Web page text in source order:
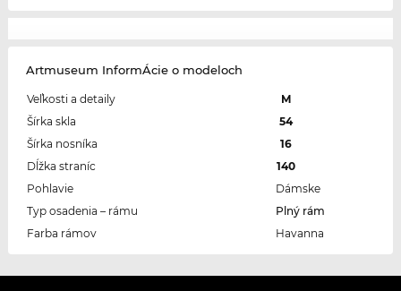
Artmuseum InformÁcie o modeloch
Veľkosti a detaily
M
Šírka skla
54
Šírka nosníka
16
Dĺžka straníc
140
Pohlavie
Dámske
Typ osadenia – rámu
Plný rám
Farba rámov
Havanna